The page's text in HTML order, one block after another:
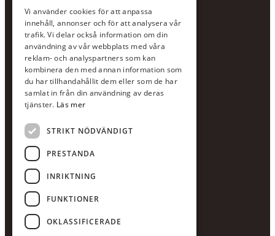
Jour:073-36 88 87 0
Växel:020-120 29 00
E-post:info@scandcon.se
BESÖKSADRESS
Backagårdsgatan 9
511 57 Kinna
UPPGIFTER
Orgnummer
559375-8161
Swishnummer
123-615 05 28
Vi använder cookies för att anpassa
innehåll, annonser och för att analysera vår
trafik. Vi delar också information om din
användning av vår webbplats med våra
reklam- och analyspartners som kan
kombinera den med annan information som
du har tillhandahållit dem eller som de har
samlat in från din användning av deras
tjänster. Läs mer
STRIKT NÖDVÄNDIGT
PRESTANDA
INRIKTNING
FUNKTIONER
OKLASSIFICERADE